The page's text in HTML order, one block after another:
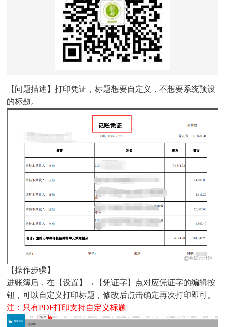
【问题描述】打印凭证，标题想要自定义，不想要系统预设
的标题。
【操作步骤】
进账簿后，在【设置】→【凭证字】点对应凭证字的编辑按
钮，可以自定义打印标题，修改后点击确定再次打印即可。
注：只有PDF打印支持自定义标题